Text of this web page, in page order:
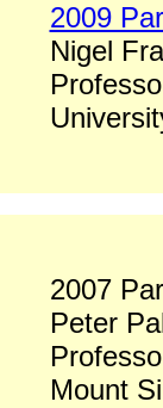
2009
Nigel
2007
Peter
Mount